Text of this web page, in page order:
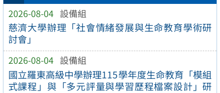
2026-08-04 設備組
慈濟大學辦理「社會情緒發展與生命教育學術研
討會」
2026-08-04 設備組
國立羅東高級中學辦理115學年度生命教育「模組
式課程」與「多元評量與學習歷程檔案設計」研